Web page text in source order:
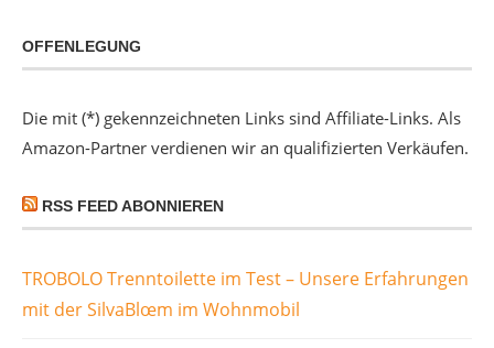
OFFENLEGUNG
Die mit (*) gekennzeichneten Links sind Affiliate-Links. Als
Amazon-Partner verdienen wir an qualifizierten Verkäufen.
RSS FEED ABONNIEREN
TROBOLO Trenntoilette im Test – Unsere Erfahrungen
mit der SilvaBlœm im Wohnmobil